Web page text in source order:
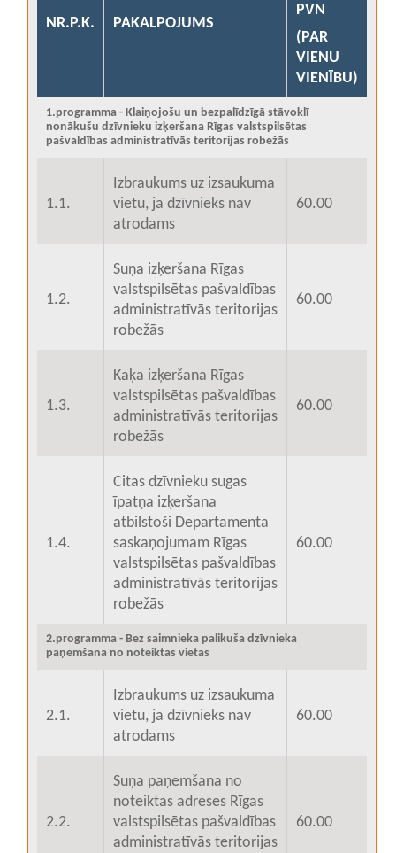
NR.P.K. PAKALPOJUMS
PVN
(PAR
VIENU
VIENĪBU)
1.programma - Klaiņojošu un bezpalīdzīgā stāvoklī
nonākušu dzīvnieku izķeršana Rīgas valstspilsētas
pašvaldības administratīvās teritorijas robežās
1.1.
Izbraukums uz izsaukuma
vietu, ja dzīvnieks nav
atrodams
60.00
1.2.
Suņa izķeršana Rīgas
valstspilsētas pašvaldības
administratīvās teritorijas
robežās
60.00
1.3.
Kaķa izķeršana Rīgas
valstspilsētas pašvaldības
administratīvās teritorijas
robežās
60.00
1.4.
Citas dzīvnieku sugas
īpatņa izķeršana
atbilstoši Departamenta
saskaņojumam Rīgas
valstspilsētas pašvaldības
administratīvās teritorijas
robežās
60.00
2.programma - Bez saimnieka palikuša dzīvnieka
paņemšana no noteiktas vietas
2.1.
Izbraukums uz izsaukuma
vietu, ja dzīvnieks nav
atrodams
60.00
2.2.
Suņa paņemšana no
noteiktas adreses Rīgas
valstspilsētas pašvaldības
administratīvās teritorijas
60.00